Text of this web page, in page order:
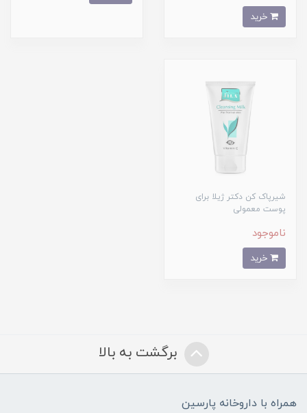
شیرپاک کن دکتر ژیلا برای
پوست معمولی
ناموجود
برگشت به بالا
همراه با داروخانه پارسین